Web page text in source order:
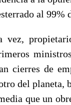
al 99%
vez,
cierres de
del planeta,
que un